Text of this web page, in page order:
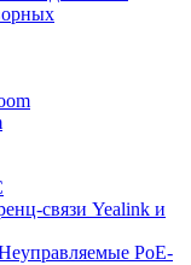
связи Yealink и
PoE-